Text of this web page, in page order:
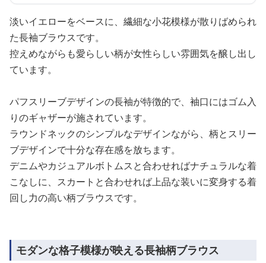
淡いイエローをベースに、繊細な小花模様が散りばめられ
た長袖ブラウスです。
控えめながらも愛らしい柄が女性らしい雰囲気を醸し出し
ています。
パフスリーブデザインの長袖が特徴的で、袖口にはゴム入
りのギャザーが施されています。
ラウンドネックのシンプルなデザインながら、柄とスリー
ブデザインで十分な存在感を放ちます。
デニムやカジュアルボトムスと合わせればナチュラルな着
こなしに、スカートと合わせれば上品な装いに変身する着
回し力の高い柄ブラウスです。
モダンな格子模様が映える長袖柄ブラウス